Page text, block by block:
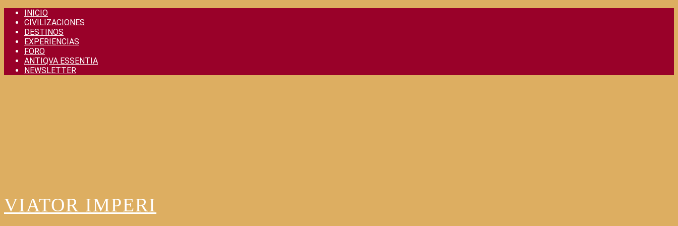
Skip
content
INICIO
CIVILIZACIONES
DESTINOS
EXPERIENCIAS
FORO
ANTIQVA ESSENTIA
NEWSLETTER
VIATOR IMPERI